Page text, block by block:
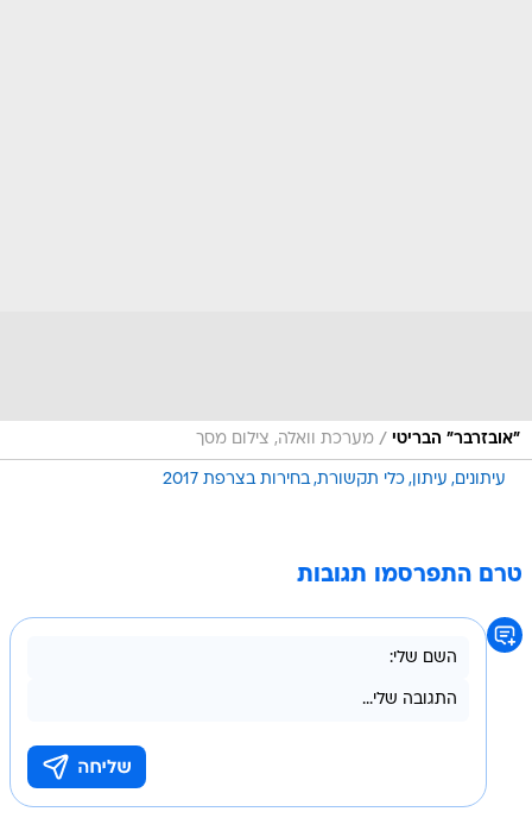
"אובזרבר" הבריטי / מערכת וואלה, צילום מסך
עיתונים עיתון כלי תקשורת בחירות בצרפת 2017
טרם התפרסמו תגובות